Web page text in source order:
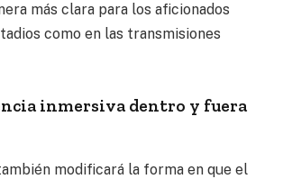
más clara para los aficionados
como en las transmisiones
inmersiva dentro y fuera
modificará la forma en que el